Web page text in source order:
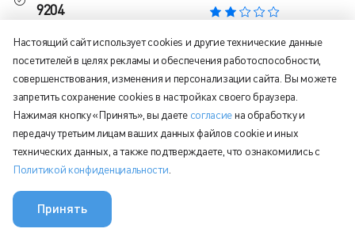
9204
Содержание статьи:
eXpress
VK Teams
МТС Линк
Pachca
Заключение
Настоящий сайт использует cookies и другие технические данные
посетителей в целях рекламы и обеспечения работоспособности,
совершенствования, изменения и персонализации сайта. Вы можете
запретить сохранение cookies в настройках своего браузера.
Нажимая кнопку «Принять», вы даете согласие на обработку и
передачу третьим лицам ваших данных файлов cookie и иных
технических данных, а также подтверждаете, что ознакомились с
Политикой конфиденциальности
Принять